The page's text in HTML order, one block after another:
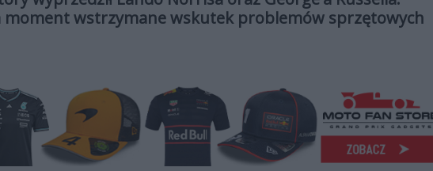
moment wstrzymane wskutek problemów sprzętowych